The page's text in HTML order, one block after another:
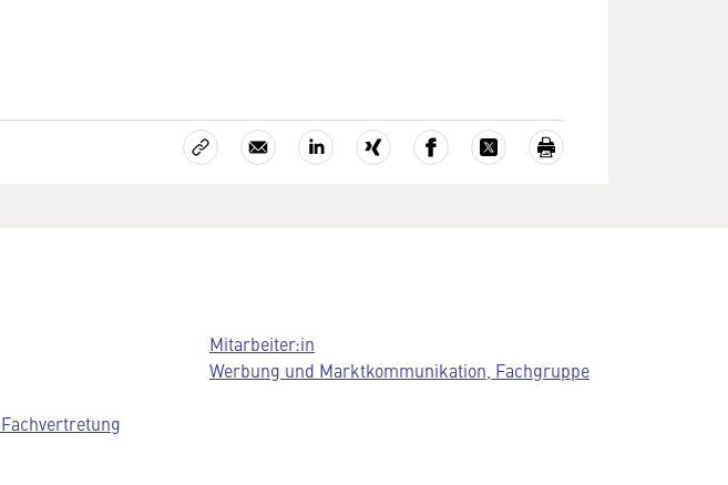
Mitarbeiter:in
Werbung und Marktkommunikation, Fachgruppe